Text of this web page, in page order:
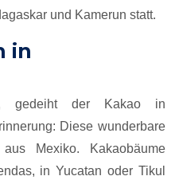
und Kamerun statt.
in
gedeiht der Kakao in
Diese wunderbare
Mexiko. Kakaobäume
in Yucatan oder Tikul